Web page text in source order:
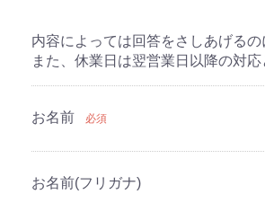
内容によっては回答をさしあげる
また、休業日は翌営業日以降の対
お名前 必須
お名前(フリガナ)